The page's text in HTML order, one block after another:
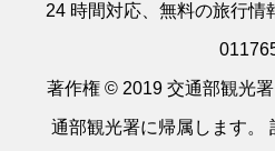
24 時間対応、無料の旅行情
著作権 © 2019 交通部観光
通部観光署に帰属します。